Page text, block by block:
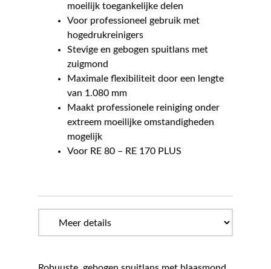
moeilijk toegankelijke delen
Voor professioneel gebruik met
hogedrukreinigers
Stevige en gebogen spuitlans met
zuigmond
Maximale flexibiliteit door een lengte
van 1.080 mm
Maakt professionele reiniging onder
extreem moeilijke omstandigheden
mogelijk
Voor RE 80 – RE 170 PLUS